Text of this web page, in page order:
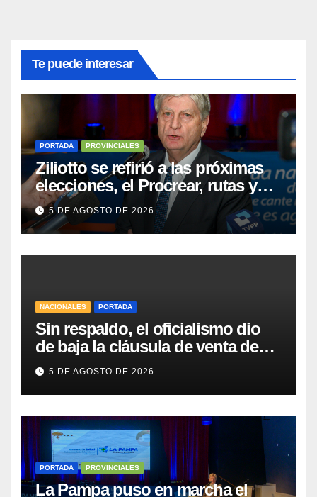
Te puede interesar
PORTADA PROVINCIALES
Ziliotto se refirió a las próximas
elecciones, el Procrear, rutas y
Vaca Muerta
5 DE AGOSTO DE 2026
NACIONALES PORTADA
Sin respaldo, el oficialismo dio
de baja la cláusula de venta de
tierras a extranjeros para salvar la
sesión
5 DE AGOSTO DE 2026
PORTADA PROVINCIALES
La Pampa puso en marcha el